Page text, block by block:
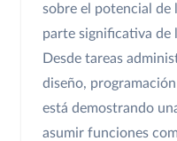
sobre el potencial de
parte significativa de
Desde tareas
diseño,
está demostrando
asumir funciones